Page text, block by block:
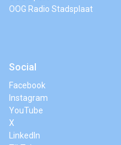
OOG Radio Stadsplaat
Social
Facebook
Instagram
YouTube
X
LinkedIn